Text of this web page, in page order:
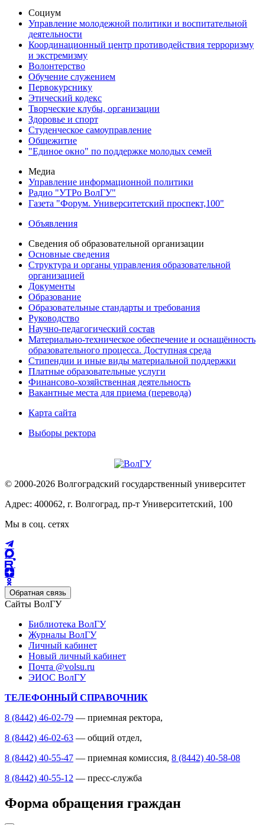
Социум
Управление молодежной политики и воспитательной
деятельности
Координационный центр противодействия терроризму
и экстремизму
Волонтерство
Обучение служением
Первокурснику
Этический кодекс
Творческие клубы, организации
Здоровье и спорт
Студенческое самоуправление
Общежитие
"Единое окно" по поддержке молодых семей
Медиа
Управление информационной политики
Радио "УТРо ВолГУ"
Газета "Форум. Университетский проспект,100"
Объявления
Сведения об образовательной организации
Основные сведения
Структура и органы управления образовательной
организацией
Документы
Образование
Образовательные стандарты и требования
Руководство
Научно-педагогический состав
Материально-техническое обеспечение и оснащённость
образовательного процесса. Доступная среда
Стипендии и иные виды материальной поддержки
Платные образовательные услуги
Финансово-хозяйственная деятельность
Вакантные места для приема (перевода)
Карта сайта
Выборы ректора
© 2000-2026 Волгоградский государственный университет
Адрес: 400062, г. Волгоград, пр-т Университетский, 100
Мы в соц. сетях
Обратная связь
Сайты ВолГУ
Библиотека ВолГУ
Журналы ВолГУ
Личный кабинет
Новый личный кабинет
Почта @volsu.ru
ЭИОС ВолГУ
ТЕЛЕФОННЫЙ СПРАВОЧНИК
8 (8442) 46-02-79 — приемная ректора,
8 (8442) 46-02-63 — общий отдел,
8 (8442) 40-55-47 — приемная комиссия, 8 (8442) 40-58-08
8 (8442) 40-55-12 — пресс-служба
Форма обращения граждан